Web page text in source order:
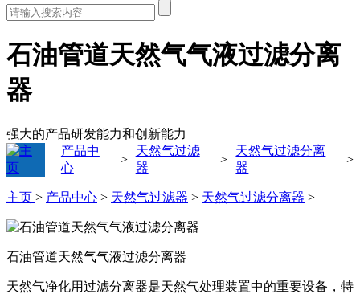
石油管道天然气气液过滤分离
器
强大的产品研发能力和创新能力
产品中
心
>
天然气过滤
器
>
天然气过滤分离
器
>
主页 > 产品中心 > 天然气过滤器 > 天然气过滤分离器 >
石油管道天然气气液过滤分离器
天然气净化用过滤分离器是天然气处理装置中的重要设备，特